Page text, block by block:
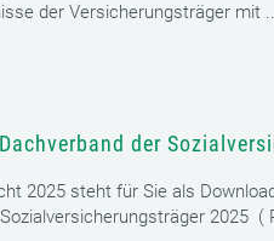
der Versicherungsträger mit
der
2025 steht für Sie als
2025 (